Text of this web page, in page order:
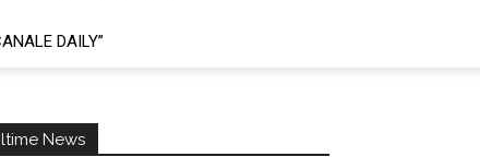
DAILY”
News